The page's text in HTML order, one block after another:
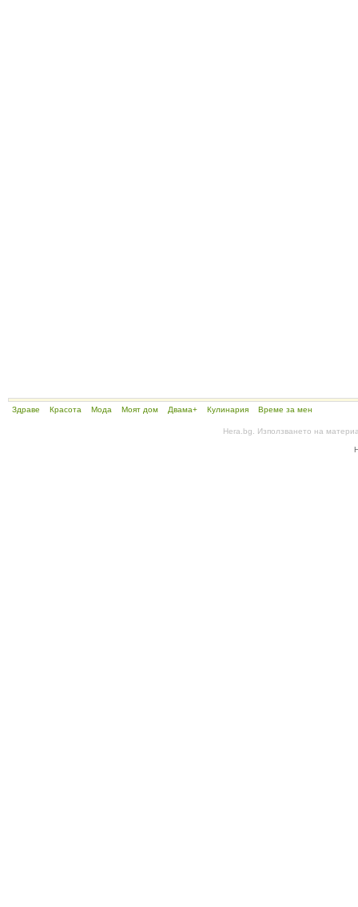
Здраве Красота Мода Моят дом Двама+ Кулинария Време за мен
Hera.bg. Използването на